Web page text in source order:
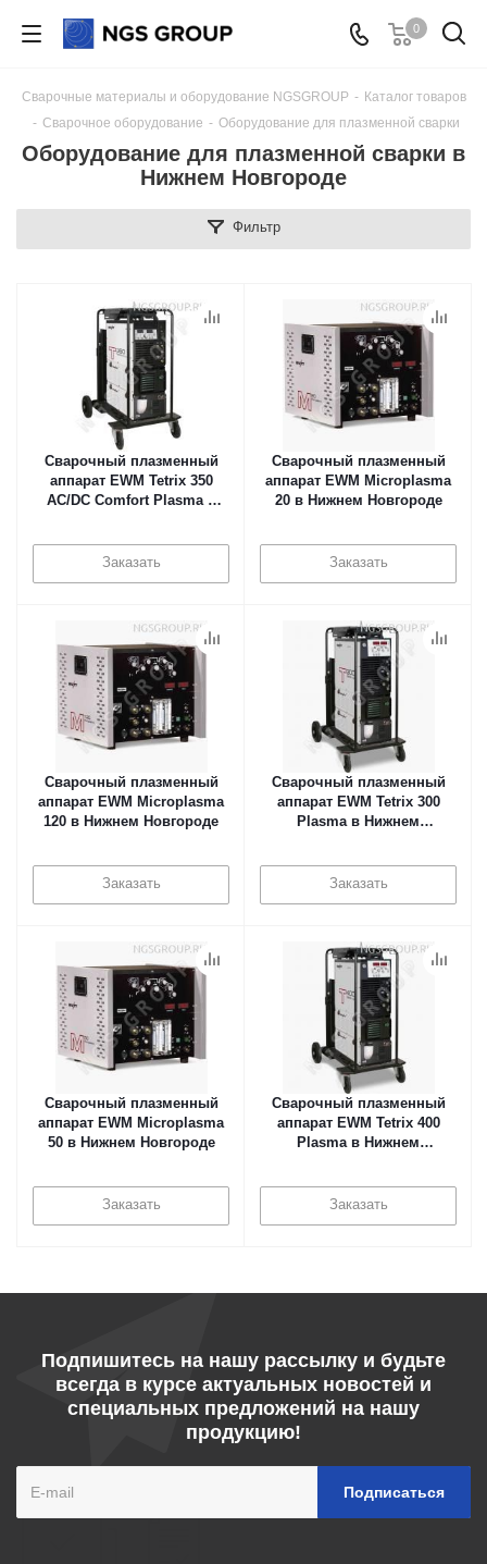
0
Сварочные материалы и оборудование NGSGROUP - Каталог товаров
- Сварочное оборудование - Оборудование для плазменной сварки
Оборудование для плазменной сварки в
Нижнем Новгороде
Фильтр
Cварочный плазменный
аппарат EWM Tetrix 350
AC/DC Comfort Plasma в
Заказать
Cварочный плазменный
аппарат EWM Microplasma
20 в Нижнем Новгороде
Заказать
Cварочный плазменный
аппарат EWM Microplasma
120 в Нижнем Новгороде
Заказать
Cварочный плазменный
аппарат EWM Tetrix 300
Plasma в Нижнем
Заказать
Cварочный плазменный
аппарат EWM Microplasma
50 в Нижнем Новгороде
Заказать
Cварочный плазменный
аппарат EWM Tetrix 400
Plasma в Нижнем
Заказать
Подпишитесь на нашу рассылку и будьте
всегда в курсе актуальных новостей и
специальных предложений на нашу
продукцию!